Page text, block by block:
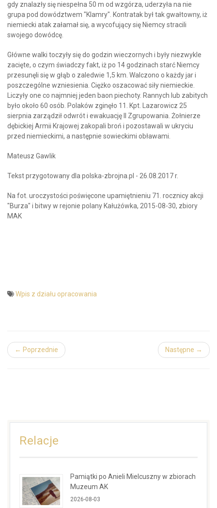
gdy znalazły się niespełna 50 m od wzgórza, uderzyła na nie
grupa pod dowództwem "Klamry". Kontratak był tak gwałtowny, iż
niemiecki atak załamał się, a wycofujący się Niemcy stracili
swojego dowódcę.
Główne walki toczyły się do godzin wieczornych i były niezwykle
zacięte, o czym świadczy fakt, iż po 14 godzinach starć Niemcy
przesunęli się w głąb o zaledwie 1,5 km. Walczono o każdy jar i
poszczególne wzniesienia. Ciężko oszacować siły niemieckie.
Liczyły one co najmniej jeden baon piechoty. Rannych lub zabitych
było około 60 osób. Polaków zginęło 11. Kpt. Lazarowicz 25
sierpnia zarządził odwrót i ewakuację II Zgrupowania. Żołnierze
dębickiej Armii Krajowej zakopali broń i pozostawali w ukryciu
przed niemieckimi, a następnie sowieckimi obławami.
Mateusz Gawlik
Tekst przygotowany dla polska-zbrojna.pl - 26.08.2017 r.
Na fot. uroczystości poświęcone upamiętnieniu 71. rocznicy akcji
"Burza" i bitwy w rejonie polany Kałużówka, 2015-08-30, zbiory
MAK
Wpis z działu opracowania
← Poprzednie Następne →
Relacje
Pamiątki po Anieli Mielcuszny w zbiorach
Muzeum AK
2026-08-03